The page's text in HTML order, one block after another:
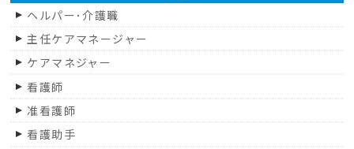
笛吹市
南アルプス市
山梨市
中央市
甲州市
昭和町
ヘルパー･介護職
主任ケアマネージャー
ケアマネジャー
看護師
准看護師
看護助手